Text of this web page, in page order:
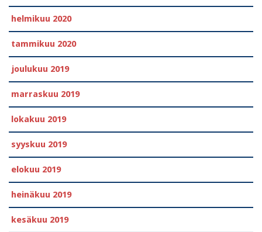
helmikuu 2020
tammikuu 2020
joulukuu 2019
marraskuu 2019
lokakuu 2019
syyskuu 2019
elokuu 2019
heinäkuu 2019
kesäkuu 2019